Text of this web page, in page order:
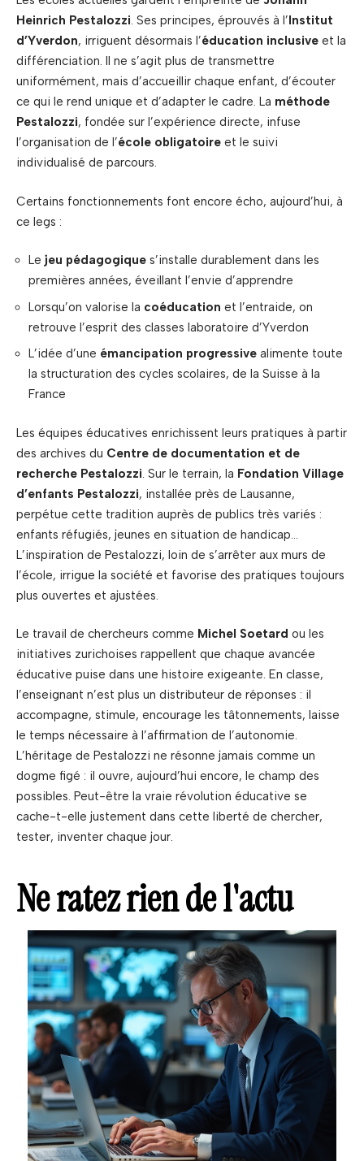
Heinrich Pestalozzi. Ses principes, éprouvés à l’Institut
d’Yverdon, irriguent désormais l’éducation inclusive et la
différenciation. Il ne s’agit plus de transmettre
uniformément, mais d’accueillir chaque enfant, d’écouter
ce qui le rend unique et d’adapter le cadre. La méthode
Pestalozzi, fondée sur l’expérience directe, infuse
l’organisation de l’école obligatoire et le suivi
individualisé de parcours.
Certains fonctionnements font encore écho, aujourd’hui, à
ce legs :
Le jeu pédagogique s’installe durablement dans les
premières années, éveillant l’envie d’apprendre
Lorsqu’on valorise la coéducation et l’entraide, on
retrouve l’esprit des classes laboratoire d’Yverdon
L’idée d’une émancipation progressive alimente toute
la structuration des cycles scolaires, de la Suisse à la
France
Les équipes éducatives enrichissent leurs pratiques à partir
des archives du Centre de documentation et de
recherche Pestalozzi . Sur le terrain, la Fondation Village
d’enfants Pestalozzi, installée près de Lausanne,
perpétue cette tradition auprès de publics très variés :
enfants réfugiés, jeunes en situation de handicap…
L’inspiration de Pestalozzi, loin de s’arrêter aux murs de
l’école, irrigue la société et favorise des pratiques toujours
plus ouvertes et ajustées.
Le travail de chercheurs comme Michel Soetard ou les
initiatives zurichoises rappellent que chaque avancée
éducative puise dans une histoire exigeante. En classe,
l’enseignant n’est plus un distributeur de réponses : il
accompagne, stimule, encourage les tâtonnements, laisse
le temps nécessaire à l’affirmation de l’autonomie.
L’héritage de Pestalozzi ne résonne jamais comme un
dogme figé : il ouvre, aujourd’hui encore, le champ des
possibles. Peut-être la vraie révolution éducative se
cache-t-elle justement dans cette liberté de chercher,
tester, inventer chaque jour.
Ne ratez rien de l'actu